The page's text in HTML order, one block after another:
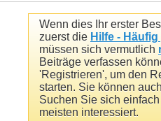
Wenn dies Ihr erster
zuerst die Hilfe -
müssen sich vermutlich
Beiträge verfassen
'Registrieren', um den
starten. Sie können
Suchen Sie sich
meisten interessiert.